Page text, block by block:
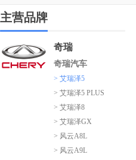
主营品牌
奇瑞
奇瑞汽车
> 艾瑞泽5
> 艾瑞泽5 PLUS
> 艾瑞泽8
> 艾瑞泽GX
> 风云A8L
> 风云A9L